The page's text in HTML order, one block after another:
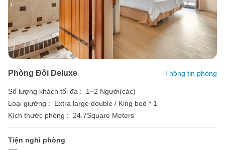
Phòng Đôi Deluxe Thông tin phòng
Số lượng khách tối đa :
1~2 Người(các)
Loại giường :
Extra large double / King bed * 1
Kích thước phòng : 24.7Square Meters
Tiện nghi phòng